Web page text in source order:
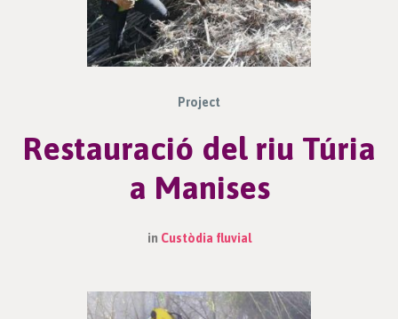
Project
Restauració del riu Túria
a Manises
in Custòdia fluvial